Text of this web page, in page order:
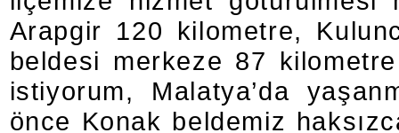
Arapgir 120 kilometre,
beldesi merkeze 87 kilometre
istiyorum, Malatya’da
önce Konak beldemiz